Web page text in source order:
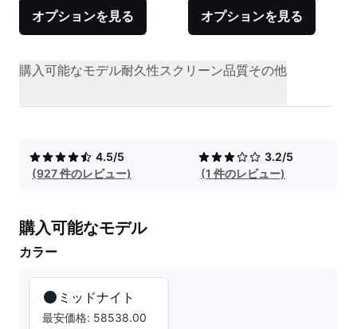
オプションを見る オプションを見る
購入可能なモデル耐久性スクリーン品質その他
4.5/5
(927 件のレビュー)
3.2/5
(1 件のレビュー)
購入可能なモデル
カラー
ミッドナイト
最安価格: 58538.00